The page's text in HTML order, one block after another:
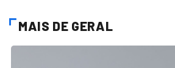
MAIS DE GERAL